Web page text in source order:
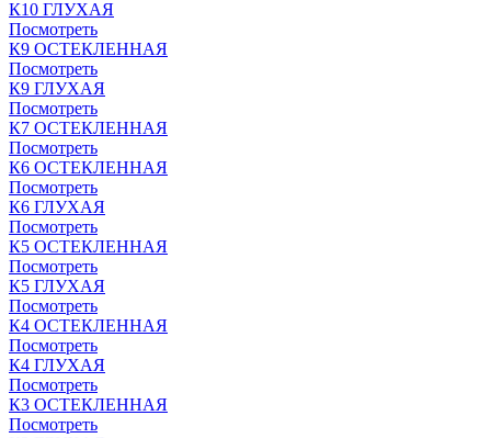
К10 ГЛУХАЯ
Посмотреть
К9 ОСТЕКЛЕННАЯ
Посмотреть
К9 ГЛУХАЯ
Посмотреть
К7 ОСТЕКЛЕННАЯ
Посмотреть
К6 ОСТЕКЛЕННАЯ
Посмотреть
К6 ГЛУХАЯ
Посмотреть
К5 ОСТЕКЛЕННАЯ
Посмотреть
К5 ГЛУХАЯ
Посмотреть
К4 ОСТЕКЛЕННАЯ
Посмотреть
К4 ГЛУХАЯ
Посмотреть
К3 ОСТЕКЛЕННАЯ
Посмотреть